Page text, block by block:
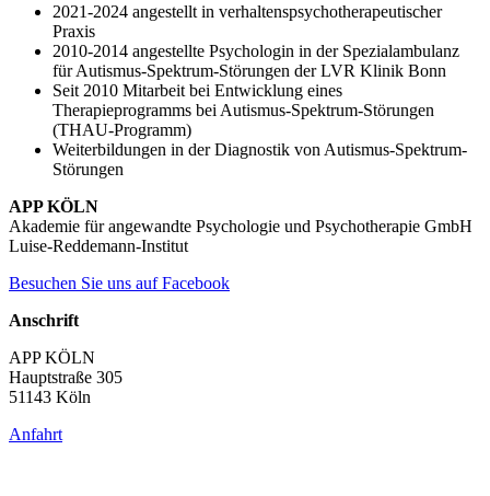
2021-2024 angestellt in verhaltenspsychotherapeutischer
Praxis
2010-2014 angestellte Psychologin in der Spezialambulanz
für Autismus-Spektrum-Störungen der LVR Klinik Bonn
Seit 2010 Mitarbeit bei Entwicklung eines
Therapieprogramms bei Autismus-Spektrum-Störungen
(THAU-Programm)
Weiterbildungen in der Diagnostik von Autismus-Spektrum-
Störungen
APP KÖLN
Akademie für angewandte Psychologie und Psychotherapie GmbH
Luise-Reddemann-Institut
Besuchen Sie uns auf Facebook
Anschrift
APP KÖLN
Hauptstraße 305
51143 Köln
Anfahrt